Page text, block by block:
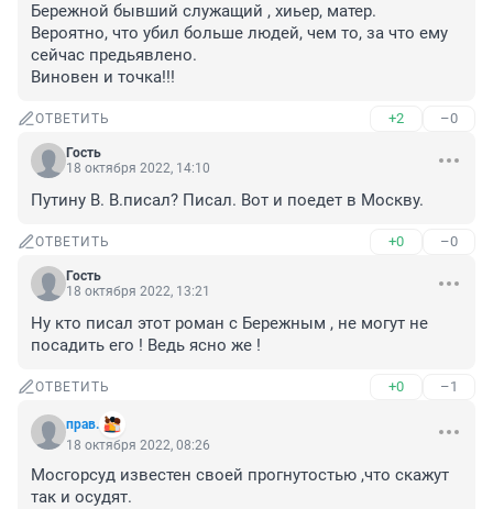
Бережной бывший служащий , хиьер, матер.
Вероятно, что убил больше людей, чем то, за что ему
сейчас предьявлено.
Виновен и точка!!!
ОТВЕТИТЬ +2 –0
Гость
18 октября 2022, 14:10
Путину В. В.писал? Писал. Вот и поедет в Москву.
ОТВЕТИТЬ +0 –0
Гость
18 октября 2022, 13:21
Ну кто писал этот роман с Бережным , не могут не
посадить его ! Ведь ясно же !
ОТВЕТИТЬ +0 –1
прав.
18 октября 2022, 08:26
Мосгорсуд известен своей прогнутостью ,что скажут
так и осудят.